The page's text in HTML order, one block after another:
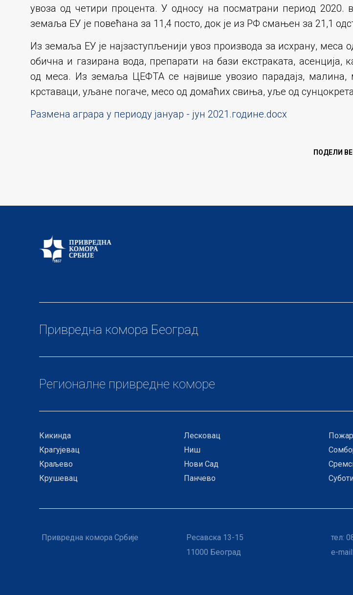
увоза од четири процента. У односу на посматрани период 2020.
земаља ЕУ је повећана за 11,4 посто, док је из РФ смањен за 21,1
Из земаља ЕУ је најзаступљенији увоз производа за исхрану, меса
обична и газирана вода, препарати на бази екстраката, асенција,
од меса. Из земаља ЦЕФТА се највише увозио парадајз, малина,
крставаци, уљане погаче, месо од домаћих свиња, уље од
Размена аграра у периоду јануар - јун 2021.године.docx
ПОДЕЛИ
Привредна комора Београд
Регионалне привредне коморе
Кикинда
Крагујевац
Краљево
Крушевац
Лесковац
Ниш
Нови Сад
Панчево
Привредна комора Србије
Ресавска 13-15
11000 Београд
тел:
e-mail: